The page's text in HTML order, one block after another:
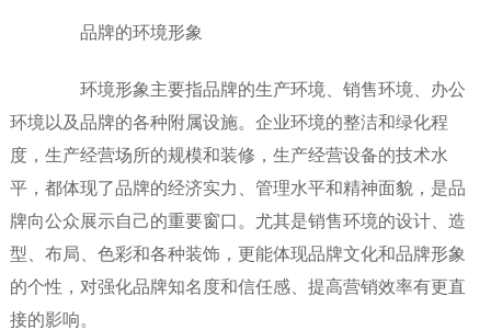
品牌的环境形象
环境形象主要指品牌的生产环境、销售环境、办公
环境以及品牌的各种附属设施。企业环境的整洁和绿化程
度，生产经营场所的规模和装修，生产经营设备的技术水
平，都体现了品牌的经济实力、管理水平和精神面貌，是品
牌向公众展示自己的重要窗口。尤其是销售环境的设计、造
型、布局、色彩和各种装饰，更能体现品牌文化和品牌形象
的个性，对强化品牌知名度和信任感、提高营销效率有更直
接的影响。